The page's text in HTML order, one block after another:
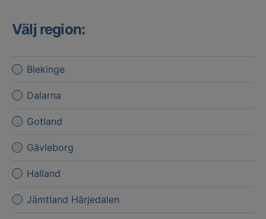
Välj region:
Blekinge
Dalarna
Gotland
Gävleborg
Halland
Jämtland Härjedalen